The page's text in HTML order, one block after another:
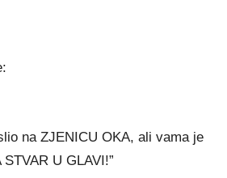
na ZJENICU OKA, ali vama je
U GLAVI!”